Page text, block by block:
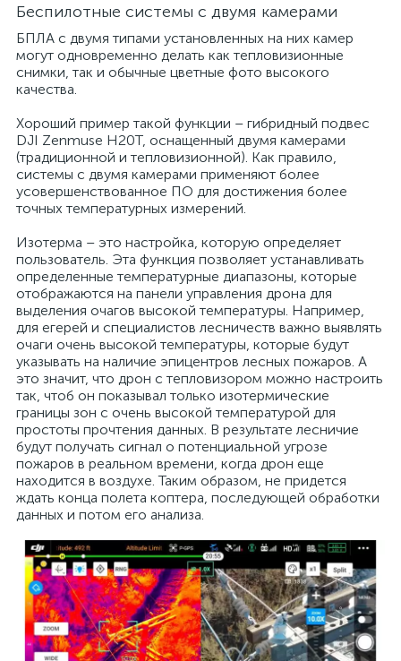
Беспилотные системы с двумя камерами
БПЛА с двумя типами установленных на них камер
могут одновременно делать как тепловизионные
снимки, так и обычные цветные фото высокого
качества.
Хороший пример такой функции – гибридный подвес
DJI Zenmuse H20T, оснащенный двумя камерами
(традиционной и тепловизионной). Как правило,
системы с двумя камерами применяют более
усовершенствованное ПО для достижения более
точных температурных измерений.
Изотерма – это настройка, которую определяет
пользователь. Эта функция позволяет устанавливать
определенные температурные диапазоны, которые
отображаются на панели управления дрона для
выделения очагов высокой температуры. Например,
для егерей и специалистов лесничеств важно выявлять
очаги очень высокой температуры, которые будут
указывать на наличие эпицентров лесных пожаров. А
это значит, что дрон с тепловизором можно настроить
так, чтоб он показывал только изотермические
границы зон с очень высокой температурой для
простоты прочтения данных. В результате лесничие
будут получать сигнал о потенциальной угрозе
пожаров в реальном времени, когда дрон еще
находится в воздухе. Таким образом, не придется
ждать конца полета коптера, последующей обработки
данных и потом его анализа.